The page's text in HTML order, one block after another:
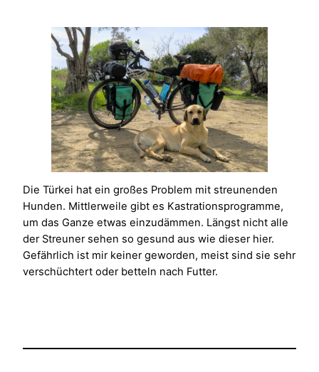
Die Türkei hat ein großes Problem mit streunenden
Hunden. Mittlerweile gibt es Kastrationsprogramme,
um das Ganze etwas einzudämmen. Längst nicht alle
der Streuner sehen so gesund aus wie dieser hier.
Gefährlich ist mir keiner geworden, meist sind sie sehr
verschüchtert oder betteln nach Futter.